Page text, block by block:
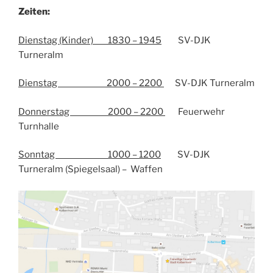
Zeiten:
Dienstag (Kinder) 1830 – 1945
SV-DJK
Turneralm
Dienstag 2000 – 2200 SV-DJK Turneralm
Donnerstag 2000 – 2200
Feuerwehr
Turnhalle
Sonntag 1000 – 1200 SV-DJK
Turneralm (Spiegelsaal) – Waffen